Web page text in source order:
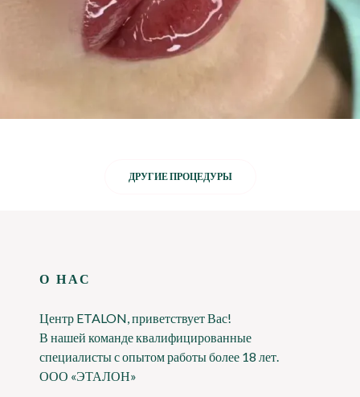
ДРУГИЕ ПРОЦЕДУРЫ
О НАС
Центр ETALON, приветствует Вас!
В нашей команде квалифицированные
специалисты с опытом работы более 18 лет.
ООО «ЭТАЛОН»